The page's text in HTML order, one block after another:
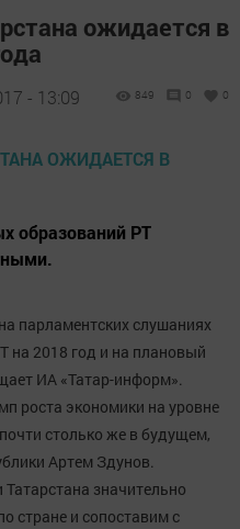
ожидается в
- 13:09 849 0 0
образований РТ
парламентских слушаниях
на 2018 год и на плановый
ИА «Татар-информ».
роста экономики на уровне
столько же в будущем,
Артем Здунов.
значительно
стране и сопоставим с